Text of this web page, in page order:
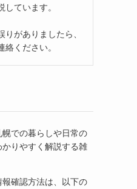
しています。
がありましたら、
絡ください。
幌での暮らしや日常の
りやすく解説する雑
確認方法は、以下の